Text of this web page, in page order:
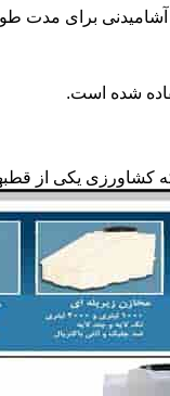
آشامیدنی برای مدت
کشاورزی یکی از